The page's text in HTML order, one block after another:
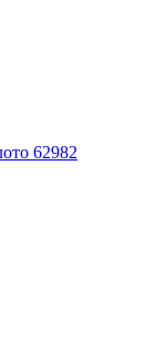
62982